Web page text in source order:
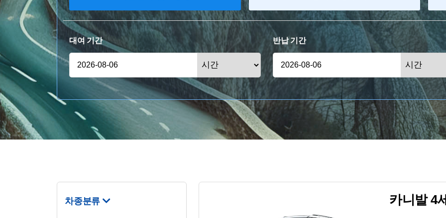
대여 기간 반납 기간
차종분류 카니발 4